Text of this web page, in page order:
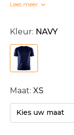
Bedrukte
Lees meer
Kleur: NAVY
Maat: XS
Kies uw maat